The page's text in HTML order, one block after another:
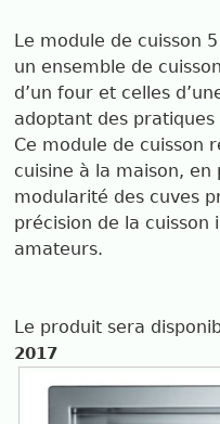
Le module de cuisson
un ensemble de
d’un four et celles
adoptant des
Ce module de cuisson
cuisine à la maison,
modularité des cuves
précision de la cuisson
amateurs.
Le produit sera
2017